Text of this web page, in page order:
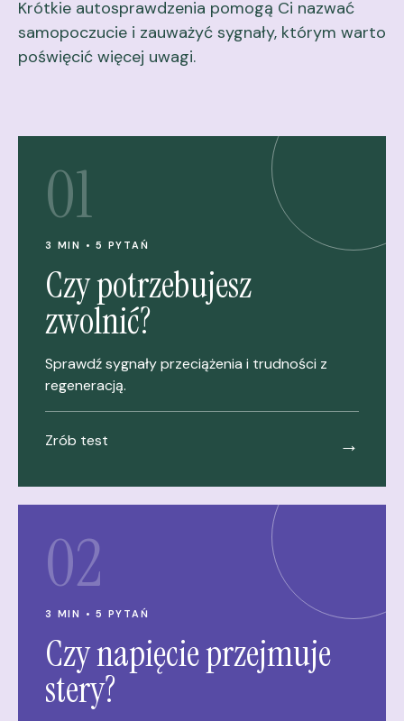
Krótkie autosprawdzenia pomogą Ci nazwać
samopoczucie i zauważyć sygnały, którym warto
poświęcić więcej uwagi.
01
3 MIN • 5 PYTAŃ
Czy potrzebujesz
zwolnić?
Sprawdź sygnały przeciążenia i trudności z
regeneracją.
Zrób test →
02
3 MIN • 5 PYTAŃ
Czy napięcie przejmuje
stery?